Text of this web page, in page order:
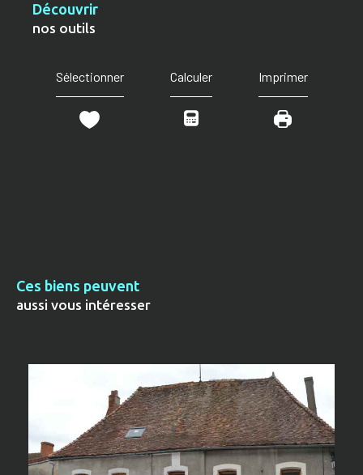
découvrir
nos outils
Sélectionner Calculer Imprimer
Ces biens peuvent
aussi vous intéresser